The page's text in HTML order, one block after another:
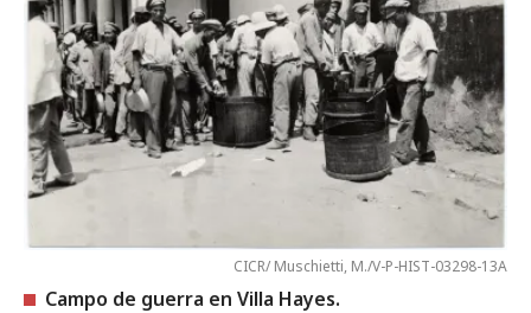
CICR/ Muschietti, M./V-P-HIST-03298-13A
Campo de guerra en Villa Hayes.